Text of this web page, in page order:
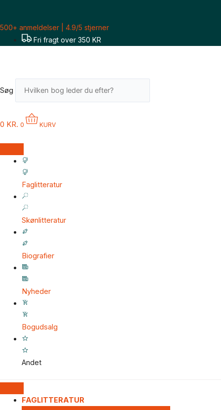
indholdet
500+ anmeldelser | 4.9/5 stjerner
Fri fragt over 350 KR
Søg
0 KR. 0 KURV
Faglitteratur
Skønlitteratur
Biografier
Nyheder
Bogudsalg
Andet
FAGLITTERATUR